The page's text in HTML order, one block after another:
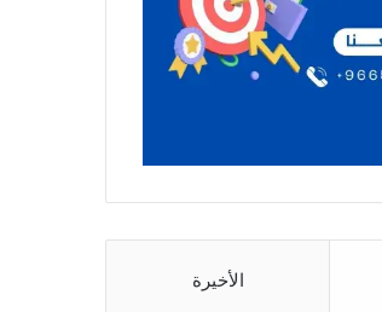
الأخيرة